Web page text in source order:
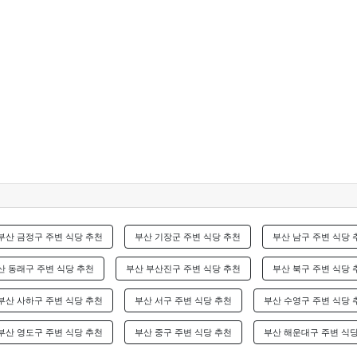
산 금정구 주변 식당 추천 부산 기장군 주변 식당 추천 부산 남구 주변 식당
동래구 주변 식당 추천 부산 부산진구 주변 식당 추천 부산 북구 주변 식당
산 사하구 주변 식당 추천 부산 서구 주변 식당 추천 부산 수영구 주변 식당
산 영도구 주변 식당 추천 부산 중구 주변 식당 추천 부산 해운대구 주변 식